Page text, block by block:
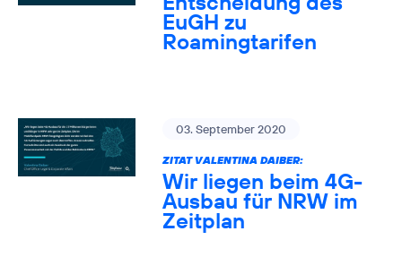
EuGH zu
Roamingtarifen
03. September 2020
ZITAT VALENTINA DAIBER:
Wir liegen beim 4G-
Ausbau für NRW im
Zeitplan